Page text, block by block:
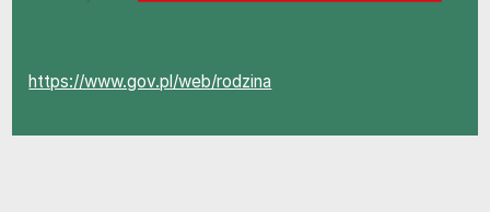
https://www.gov.pl/web/rodzina